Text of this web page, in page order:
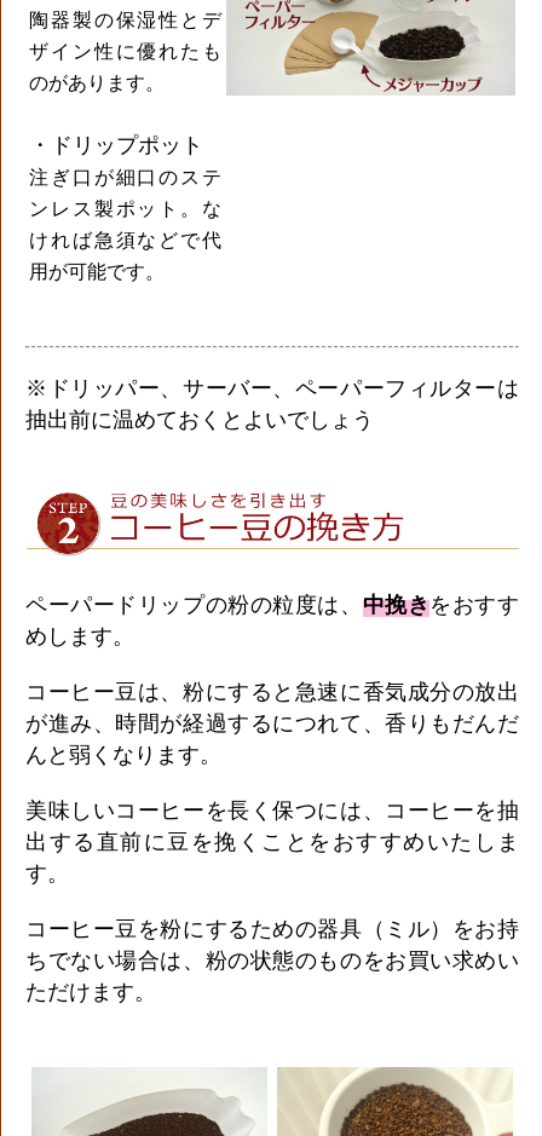
陶器製の保湿性とデ
ザイン性に優れたも
のがあります。
・ドリップポット
注ぎ口が細口のステ
ンレス製ポット。な
ければ急須などで代
用が可能です。
※ドリッパー、サーバー、ペーパーフィルターは
抽出前に温めておくとよいでしょう
ペーパードリップの粉の粒度は、 中挽きをおすす
めします。
コーヒー豆は、粉にすると急速に香気成分の放出
が進み、時間が経過するにつれて、香りもだんだ
んと弱くなります。
美味しいコーヒーを長く保つには、コーヒーを抽
出する直前に豆を挽くことをおすすめいたしま
す。
コーヒー豆を粉にするための器具（ミル）をお持
ちでない場合は、粉の状態のものをお買い求めい
ただけます。